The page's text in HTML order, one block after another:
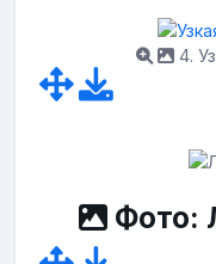
4.
Фото: